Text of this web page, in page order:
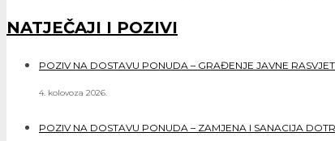
NATJEČAJI I POZIVI
POZIV NA DOSTAVU PONUDA – GRAĐENJE JAVNE
4. kolovoza 2026.
POZIV NA DOSTAVU PONUDA – ZAMJENA I SANACIJA